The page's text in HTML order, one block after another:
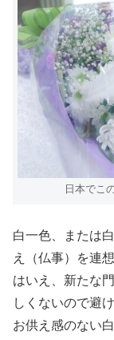
日本でこ
白一色、または
え（仏事）を連
はいえ、新たな
しくないので避
お供え感のない